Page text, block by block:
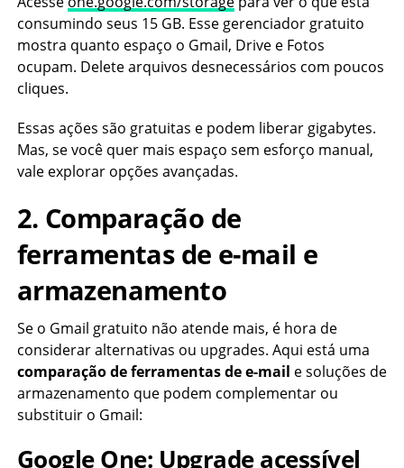
consumindo seus 15 GB. Esse gerenciador gratuito
mostra quanto espaço o Gmail, Drive e Fotos
ocupam. Delete arquivos desnecessários com poucos
cliques.
Essas ações são gratuitas e podem liberar gigabytes.
Mas, se você quer mais espaço sem esforço manual,
vale explorar opções avançadas.
2. Comparação de
ferramentas de e-mail e
armazenamento
Se o Gmail gratuito não atende mais, é hora de
considerar alternativas ou upgrades. Aqui está uma
comparação de ferramentas de e-mail e soluções de
armazenamento que podem complementar ou
substituir o Gmail:
Google One: Upgrade acessível